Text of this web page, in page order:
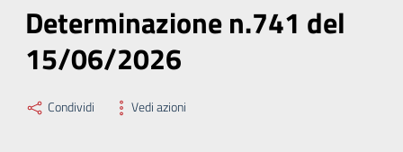
Determinazione n.741 del
15/06/2026
Condividi Vedi azioni